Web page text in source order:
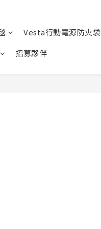
Vesta行動電源防火袋
招募夥伴